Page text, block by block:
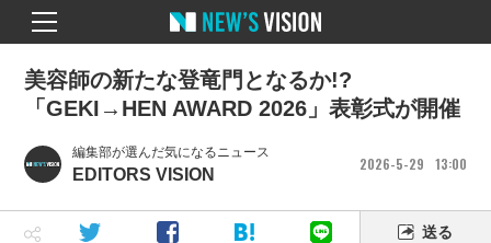
編集部が選んだ気になるニュース
EDITORS VISION
2026 5 29 13 00
美容師の新たな登竜門となるか!?
「GEKI→HEN AWARD 2026」表彰式が開催
送る